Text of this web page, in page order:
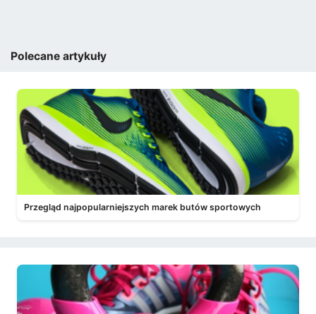
Polecane artykuły
Przegląd najpopularniejszych marek butów sportowych